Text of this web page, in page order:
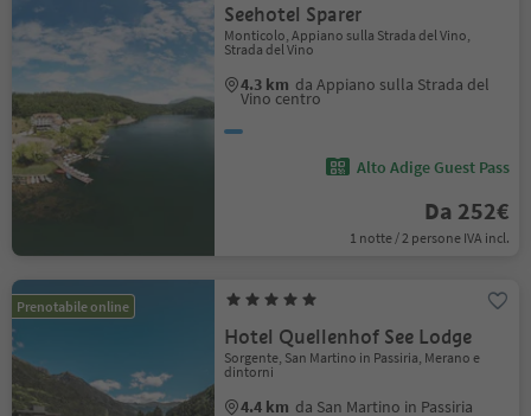
Seehotel Sparer
Monticolo, Appiano sulla Strada del Vino,
Strada del Vino
4.3 km da Appiano sulla Strada del
Vino centro
Alto Adige Guest Pass
Da 252€
1 notte / 2 persone IVA incl.
Prenotabile online
Hotel Quellenhof See Lodge
Sorgente, San Martino in Passiria, Merano e
dintorni
4.4 km da San Martino in Passiria